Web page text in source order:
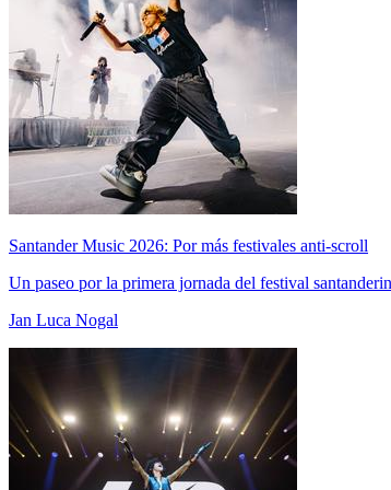
Santander Music 2026: Por más festivales anti-scroll
Un paseo por la primera jornada del festival
Jan Luca Nogal